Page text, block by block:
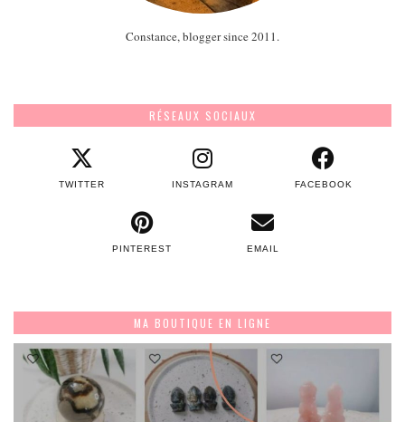
Constance, blogger since 2011.
RÉSEAUX SOCIAUX
TWITTER INSTAGRAM FACEBOOK
PINTEREST EMAIL
MA BOUTIQUE EN LIGNE